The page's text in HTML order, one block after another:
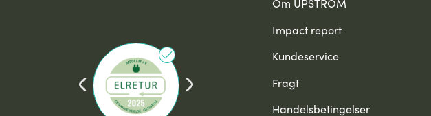
Om UPSTRÖM
Impact report
Kundeservice
Fragt
Handelsbetingelser